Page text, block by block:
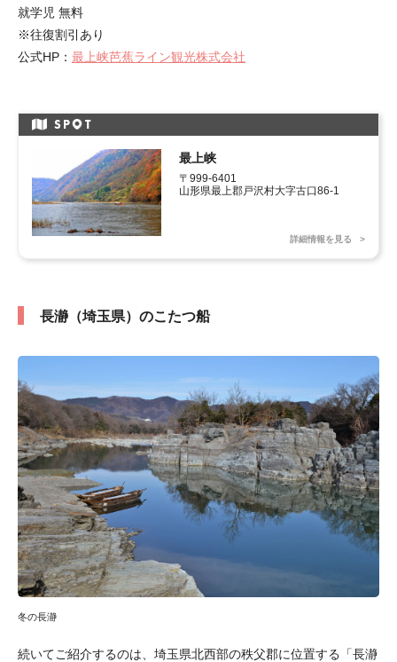
就学児 無料
※往復割引あり
公式HP： 最上峡芭蕉ライン観光株式会社
SP T
最上峡
〒999-6401
詳細情報を見る
長瀞（埼玉県）のこたつ船
冬の長瀞
続いてご紹介するのは、埼玉県北西部の秩父郡に位置する「長瀞